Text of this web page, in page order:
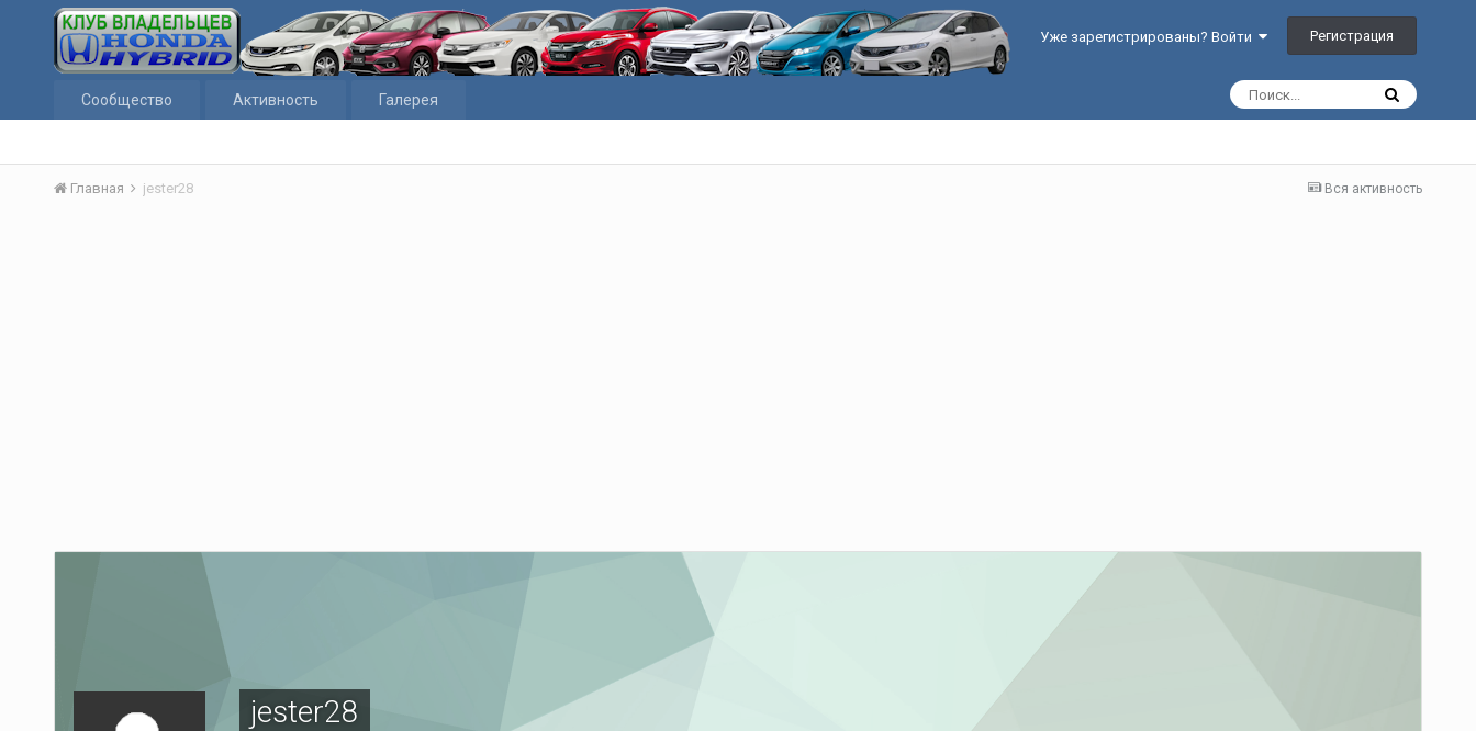
Уже зарегистрированы? Войти Регистрация
Сообщество Активность Галерея
Вся активность
Главная jester28
jester28